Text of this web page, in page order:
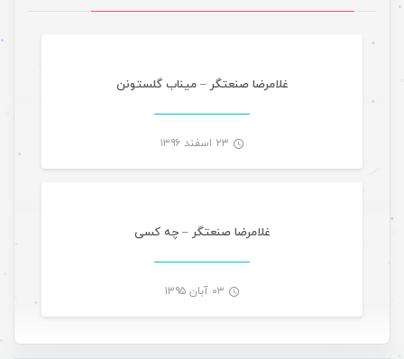
غلامرضا صنعتگر – میناب گلستونن
۲۳ اسفند ۱۳۹۶
غلامرضا صنعتگر – چه کسی
۰۳ آبان ۱۳۹۵